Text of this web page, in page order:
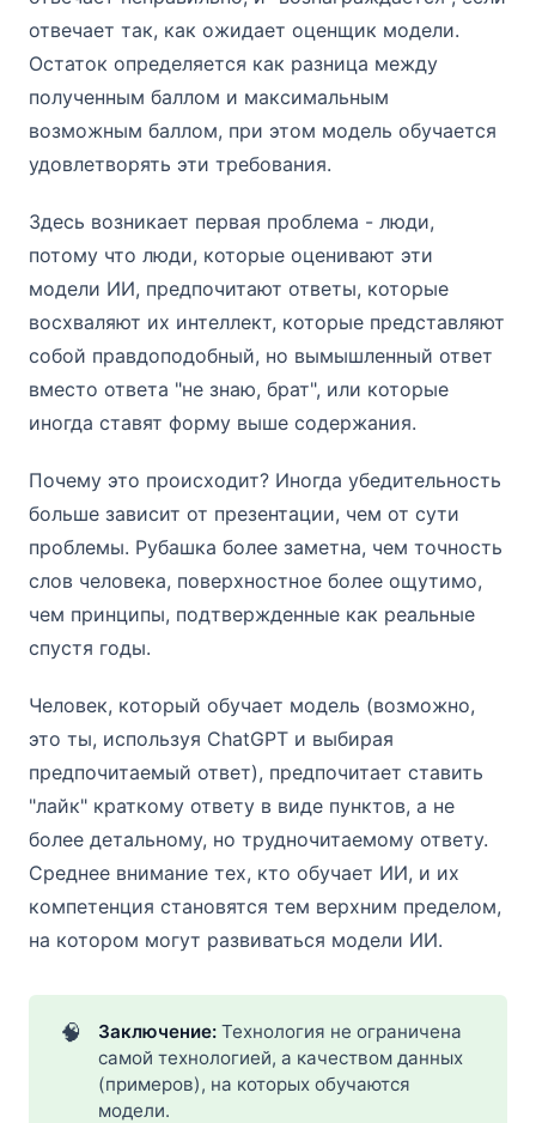
отвечает так, как ожидает оценщик модели.
Остаток определяется как разница между
полученным баллом и максимальным
возможным баллом, при этом модель обучается
удовлетворять эти требования.
Здесь возникает первая проблема - люди,
потому что люди, которые оценивают эти
модели ИИ, предпочитают ответы, которые
восхваляют их интеллект, которые представляют
собой правдоподобный, но вымышленный ответ
вместо ответа "не знаю, брат", или которые
иногда ставят форму выше содержания.
Почему это происходит? Иногда убедительность
больше зависит от презентации, чем от сути
проблемы. Рубашка более заметна, чем точность
слов человека, поверхностное более ощутимо,
чем принципы, подтвержденные как реальные
спустя годы.
Человек, который обучает модель (возможно,
это ты, используя ChatGPT и выбирая
предпочитаемый ответ), предпочитает ставить
"лайк" краткому ответу в виде пунктов, а не
более детальному, но трудночитаемому ответу.
Среднее внимание тех, кто обучает ИИ, и их
компетенция становятся тем верхним пределом,
на котором могут развиваться модели ИИ.
🧠 Заключение: Технология не ограничена
самой технологией, а качеством данных
(примеров), на которых обучаются
модели.